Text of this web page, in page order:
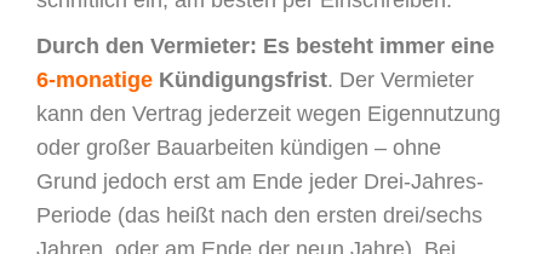
Durch den Vermieter: Es besteht immer eine
6-monatige Kündigungsfrist. Der Vermieter
kann den Vertrag jederzeit wegen Eigennutzung
oder großer Bauarbeiten kündigen – ohne
Grund jedoch erst am Ende jeder Drei-Jahres-
Periode (das heißt nach den ersten drei/sechs
Jahren, oder am Ende der neun Jahre). Bei